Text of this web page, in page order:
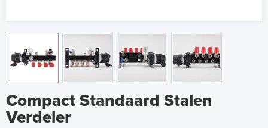
Compact Standaard Stalen
Verdeler